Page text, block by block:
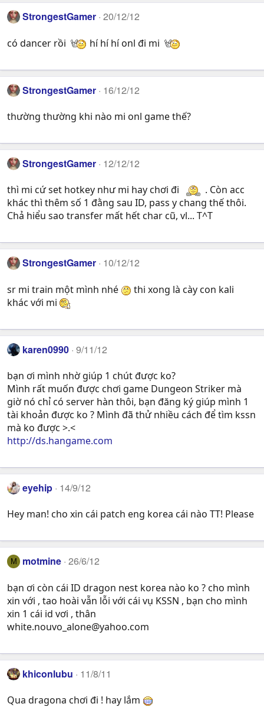
StrongestGamer 20/12/12
có dancer rồi hí hí hí onl đi mi
StrongestGamer 16/12/12
thường thường khi nào mi onl game thế?
StrongestGamer 12/12/12
thì mi cứ set hotkey như mi hay chơi đi
. Còn acc
khác thì thêm số 1 đằng sau ID, pass y chang thế thôi.
Chả hiểu sao transfer mất hết char cũ, vl... T^T
StrongestGamer 10/12/12
sr mi train một mình nhé
thi xong là cày con kali
khác với mi
karen0990 9/11/12
bạn ơi mình nhờ giúp 1 chút được ko?
Mình rất muốn được chơi game Dungeon Striker mà
giờ nó chỉ có server hàn thôi, bạn đăng ký giúp mình 1
tài khoản được ko ? Mình đã thử nhiều cách để tìm kssn
mà ko được >.<
http://ds.hangame.com
eyehip 14/9/12
Hey man! cho xin cái patch eng korea cái nào TT! Please
M motmine 26/6/12
bạn ơi còn cái ID dragon nest korea nào ko ? cho mình
xin với , tao hoài vẫn lỗi với cái vụ KSSN , bạn cho mình
xin 1 cái id vơi , thân
white.nouvo_alone@yahoo.com
khiconlubu 11/8/11
Qua dragona chơi đi ! hay lắm